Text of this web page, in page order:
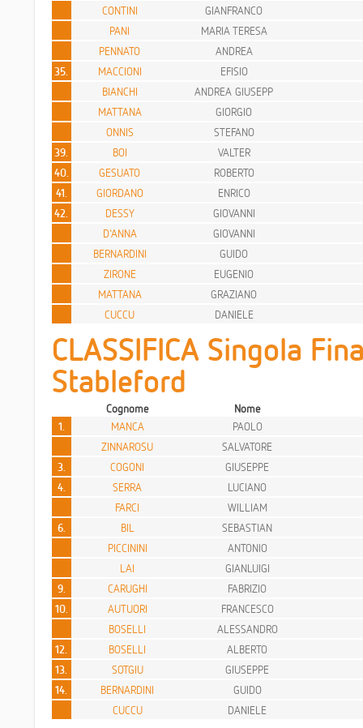
CONTINI
GIANFRANCO
PANI
MARIA TERESA
PENNATO
ANDREA
35.
MACCIONI
EFISIO
BIANCHI
ANDREA GIUSEPP
MATTANA
GIORGIO
ONNIS
STEFANO
39.
BOI
VALTER
40.
GESUATO
ROBERTO
41.
GIORDANO
ENRICO
42.
DESSY
GIOVANNI
D'ANNA
GIOVANNI
BERNARDINI
GUIDO
ZIRONE
EUGENIO
MATTANA
GRAZIANO
CUCCU
DANIELE
CLASSIFICA Singola
Stableford
Cognome
Nome
1.
MANCA
PAOLO
ZINNAROSU
SALVATORE
3.
COGONI
GIUSEPPE
4.
SERRA
LUCIANO
FARCI
WILLIAM
6.
BIL
SEBASTIAN
PICCININI
ANTONIO
LAI
GIANLUIGI
9.
CARUGHI
FABRIZIO
10.
AUTUORI
FRANCESCO
BOSELLI
ALESSANDRO
12.
BOSELLI
ALBERTO
13.
SOTGIU
GIUSEPPE
14.
BERNARDINI
GUIDO
CUCCU
DANIELE